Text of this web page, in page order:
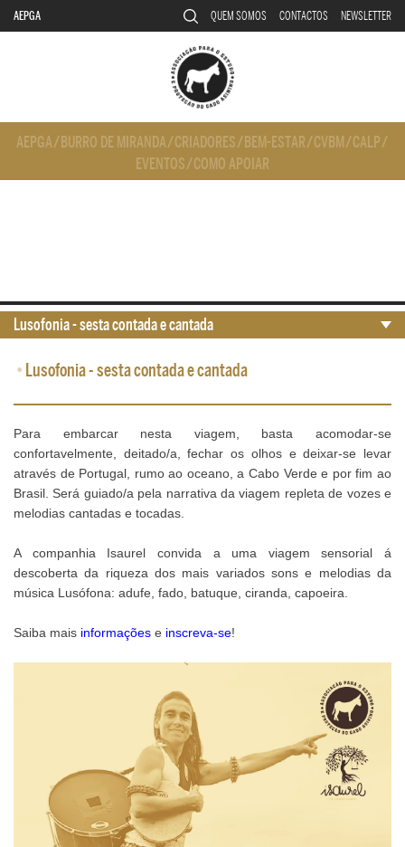
AEPGA QUEM SOMOS CONTACTOS NEWSLETTER
AEPGA/ BURRO DE MIRANDA/CRIADORES/ BEM-ESTAR/CVBM/CALP/
EVENTOS/COMO APOIAR
• Lusofonia - sesta contada e cantada
Para embarcar nesta viagem, basta acomodar-se
confortavelmente, deitado/a, fechar os olhos e deixar-se levar
através de Portugal, rumo ao oceano, a Cabo Verde e por fim ao
Brasil. Será guiado/a pela narrativa da viagem repleta de vozes e
melodias cantadas e tocadas.
A companhia Isaurel convida a uma viagem sensorial á
descoberta da riqueza dos mais variados sons e melodias da
música Lusófona: adufe, fado, batuque, ciranda, capoeira.
Saiba mais informações e inscreva-se!
Lusofonia - sesta contada e cantada